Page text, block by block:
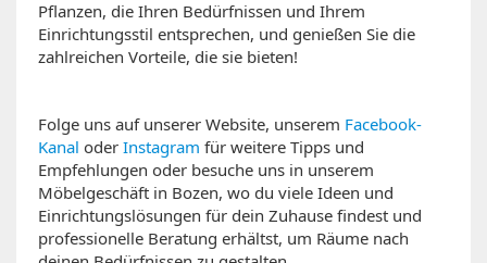
Pflanzen, die Ihren Bedürfnissen und Ihrem
Einrichtungsstil entsprechen, und genießen Sie die
zahlreichen Vorteile, die sie bieten!
Folge uns auf unserer Website, unserem Facebook-
Kanal oder Instagram für weitere Tipps und
Empfehlungen oder besuche uns in unserem
Möbelgeschäft in Bozen, wo du viele Ideen und
Einrichtungslösungen für dein Zuhause findest und
professionelle Beratung erhältst, um Räume nach